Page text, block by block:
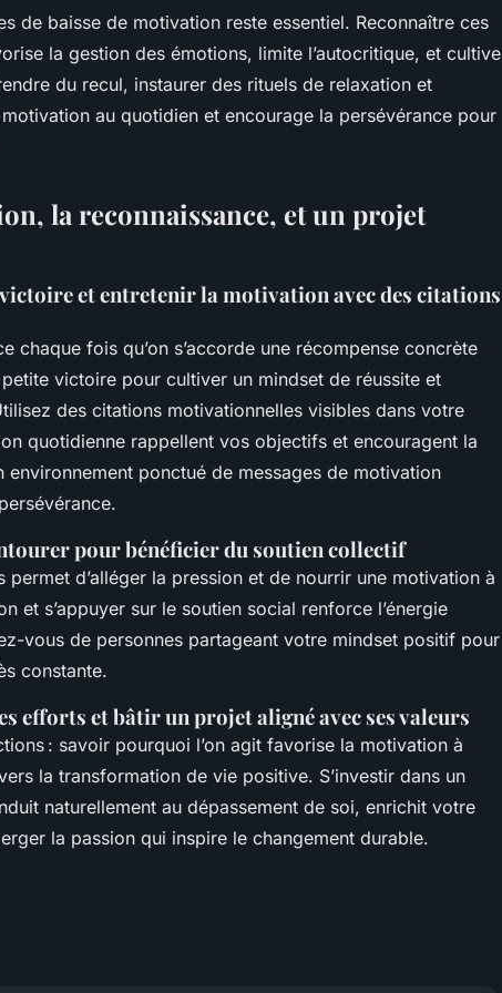
de baisse de motivation reste essentiel. Reconnaître ces
la gestion des émotions, limite l’autocritique, et cultive
du recul, instaurer des rituels de relaxation et
au quotidien et encourage la persévérance pour
la reconnaissance, et un projet
et entretenir la motivation avec des citations
chaque fois qu’on s’accorde une récompense concrète
victoire pour cultiver un mindset de réussite et
des citations motivationnelles visibles dans votre
quotidienne rappellent vos objectifs et encouragent la
ponctué de messages de motivation
pour bénéficier du soutien collectif
d’alléger la pression et de nourrir une motivation à
et s’appuyer sur le soutien social renforce l’énergie
vous de personnes partageant votre mindset positif pour
constante.
efforts et bâtir un projet aligné avec ses valeurs
: savoir pourquoi l’on agit favorise la motivation à
la transformation de vie positive. S’investir dans un
naturellement au dépassement de soi, enrichit votre
la passion qui inspire le changement durable.